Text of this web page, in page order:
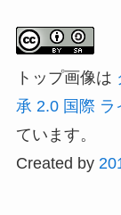
トップ画像は
承 2.0 国際 ラ
ています。
Created by